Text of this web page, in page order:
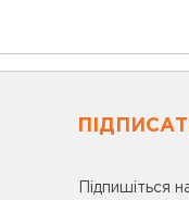
Підпишіться